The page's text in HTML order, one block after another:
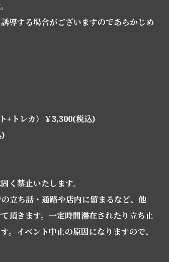
導する場合がございますのであらかじめ
+トレカ）￥3,300(税込)
)
く禁止いたします。
立ち話・通路や店内に留まるなど、他
頂きます。一定時間滞在されたり立ち止
。イベント中止の原因になりますので、